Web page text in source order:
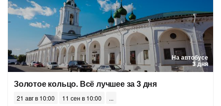
На автобусе
3 дня
Золотое кольцо. Всё лучшее за 3 дня
21 авг в 10:00
11 сен в 10:00